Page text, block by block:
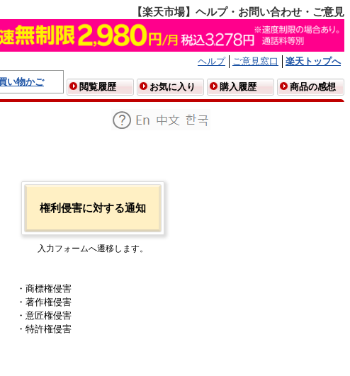
【楽天市場】ヘルプ・お問い合わせ・ご意見
ヘルプ ご意見窓口
楽天トップへ
い物かご
閲覧履歴 お気に入り 購入履歴 商品の感想
権利侵害に対する通知
入力フォームへ遷移します。
・商標権侵害
・著作権侵害
・意匠権侵害
・特許権侵害